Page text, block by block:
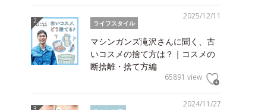
2025/12/11
ライフスタイル
マシンガンズ滝沢さんに聞く、古
いコスメの捨て方は？｜コスメの
断捨離・捨て方編
65891 view
2024/11/27